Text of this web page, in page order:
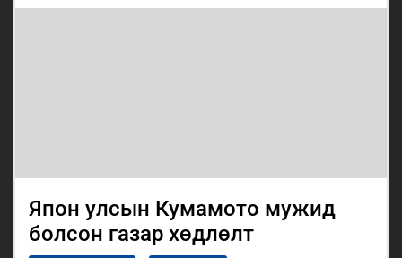
Япон улсын Кумамото мужид
болсон газар хөдлөлт